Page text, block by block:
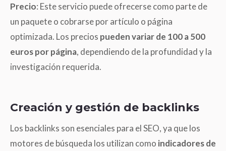
Precio: Este servicio puede ofrecerse como parte de
un paquete o cobrarse por artículo o página
optimizada. Los precios pueden variar de 100 a 500
euros por página, dependiendo de la profundidad y la
investigación requerida.
Creación y gestión de backlinks
Los backlinks son esenciales para el SEO, ya que los
motores de búsqueda los utilizan como indicadores de